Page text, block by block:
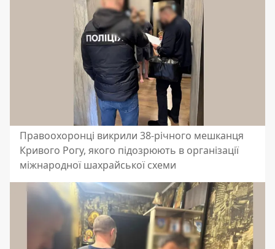
Правоохоронці викрили 38-річного мешканця
Кривого Рогу, якого підозрюють в організації
міжнародної шахрайської схеми